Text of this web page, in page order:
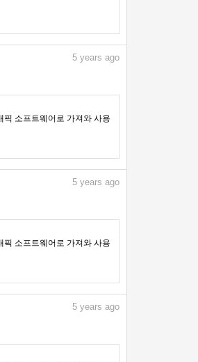
5 years ago
픽 소프트웨어로 가져와 사용
5 years ago
픽 소프트웨어로 가져와 사용
5 years ago